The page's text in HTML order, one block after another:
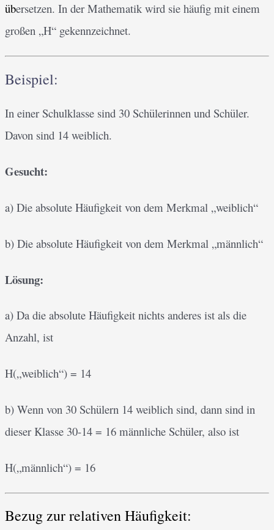
übersetzen. In der Mathematik wird sie häufig mit einem
großen „H“ gekennzeichnet.
Beispiel:
In einer Schulklasse sind 30 Schülerinnen und Schüler.
Davon sind 14 weiblich.
Gesucht:
a) Die absolute Häufigkeit von dem Merkmal „weiblich“
b) Die absolute Häufigkeit von dem Merkmal „männlich“
Lösung:
a) Da die absolute Häufigkeit nichts anderes ist als die
Anzahl, ist
H(„weiblich“) = 14
b) Wenn von 30 Schülern 14 weiblich sind, dann sind in
dieser Klasse 30-14 = 16 männliche Schüler, also ist
H(„männlich“) = 16
Bezug zur relativen Häufigkeit: